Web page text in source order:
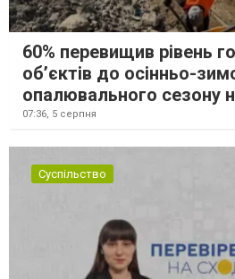
60% перевищив рівень
об’єктів до осінньо-
опалювального сезону
07:36, 5 серпня
Суспільство